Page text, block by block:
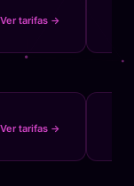
Ver tarifas →
Ver tarifas →